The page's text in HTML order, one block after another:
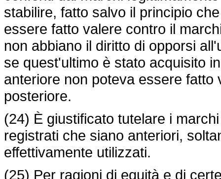
stabilire, fatto salvo il principio
essere fatto valere contro il
non abbiano il diritto di opporsi
se quest'ultimo è stato acquisito
anteriore non poteva essere
posteriore.
(24) È giustificato tutelare i
registrati che siano anteriori,
effettivamente utilizzati.
(25) Per ragioni di equità e di